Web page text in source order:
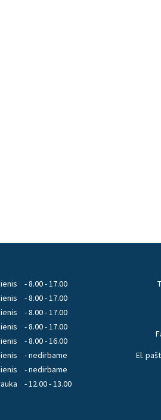
- 8.00 - 17.00
- 8.00 - 17.00
- 8.00 - 17.00
- 8.00 - 17.00
- 8.00 - 16.00
- nedirbame
- nedirbame
- 12.00 - 13.00
El.